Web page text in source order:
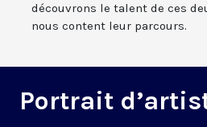
découvrons le talent de ces
nous content leur parcours.
Portrait